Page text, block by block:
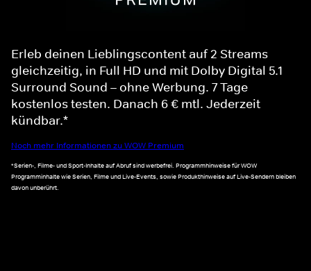
Erleb deinen Lieblingscontent auf 2 Streams
gleichzeitig, in Full HD und mit Dolby Digital 5.1
Surround Sound – ohne Werbung. 7 Tage
kostenlos testen. Danach 6 € mtl. Jederzeit
kündbar.*
Noch mehr Informationen zu WOW Premium
*Serien-, Filme- und Sport-Inhalte auf Abruf sind werbefrei. Programmhinweise für WOW
Programminhalte wie Serien, Filme und Live-Events, sowie Produkthinweise auf Live-Sendern bleiben
davon unberührt.